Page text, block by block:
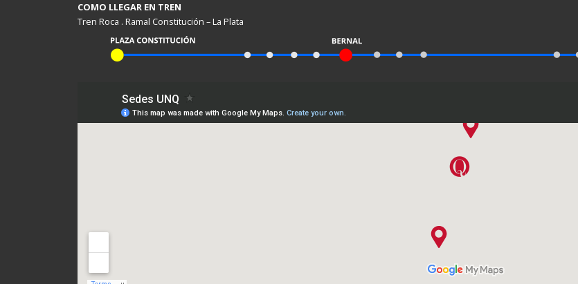
COMO LLEGAR EN TREN
Tren Roca . Ramal Constitución – La Plata